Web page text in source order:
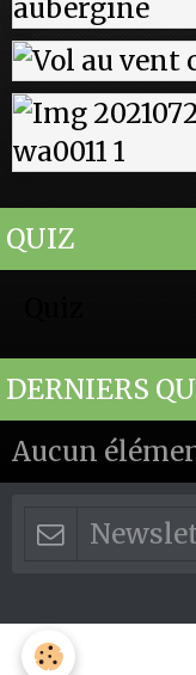
QUIZ
DERNIERS
Aucun